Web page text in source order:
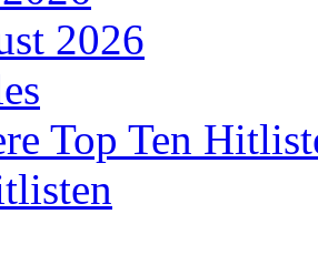
2026
Top Ten